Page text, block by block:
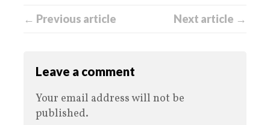
← Previous article Next article →
Leave a comment
Your email address will not be
published.